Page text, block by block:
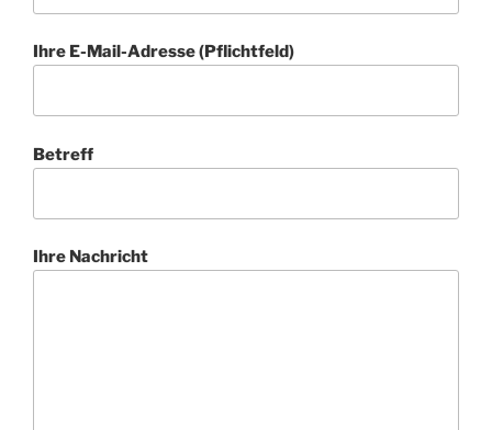
Ihre E-Mail-Adresse (Pflichtfeld)
Betreff
Ihre Nachricht